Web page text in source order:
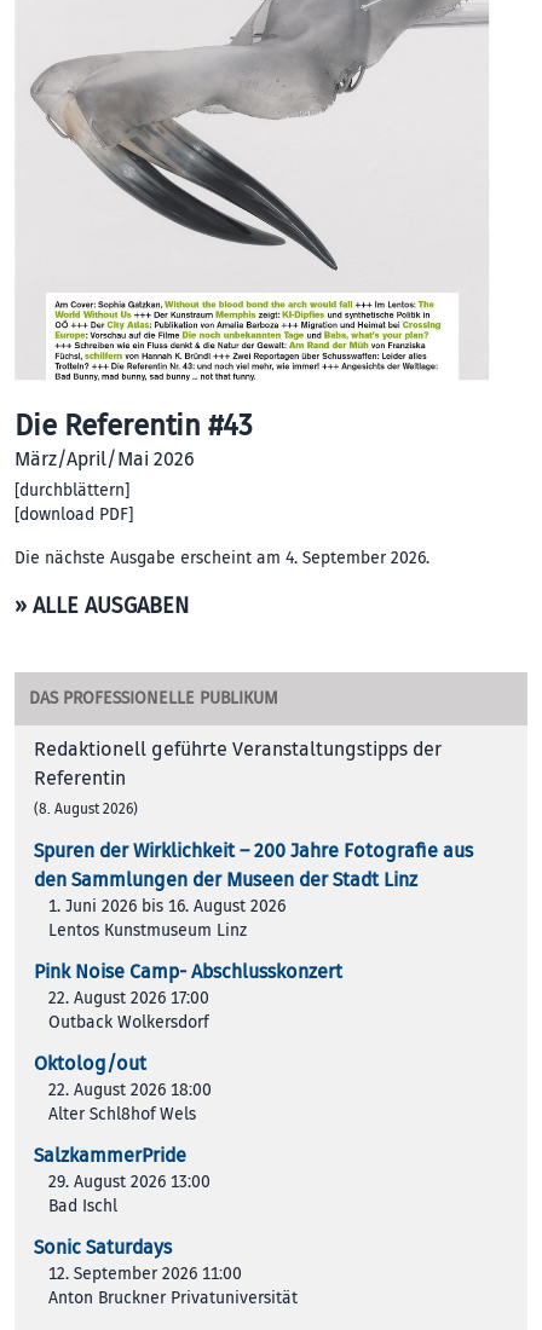
Die Referentin #43
März/April/Mai 2026
[durchblättern]
[download PDF]
Die nächste Ausgabe erscheint am 4. September 2026.
» ALLE AUSGABEN
DAS PROFESSIONELLE PUBLIKUM
Redaktionell geführte Veranstaltungstipps der
Referentin
(8. August 2026)
Spuren der Wirklichkeit – 200 Jah­re Foto­gra­fie aus
den Samm­lun­gen der Muse­en der Stadt Linz
1. Juni 2026 bis 16. August 2026
Lentos Kunstmuseum Linz
Pink Noise Camp- Abschlusskonzert
22. August 2026 17:00
Outback Wolkersdorf
Oktolog/out
22. August 2026 18:00
Alter Schl8hof Wels
SalzkammerPride
29. August 2026 13:00
Bad Ischl
Sonic Saturdays
12. September 2026 11:00
Anton Bruckner Privatuniversität